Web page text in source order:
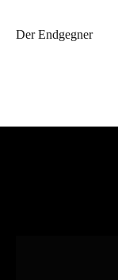
Der Endgegner